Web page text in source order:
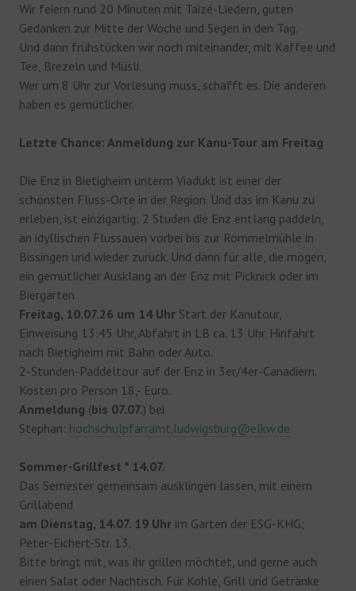
Wir feiern rund 20 Minuten mit Taizé-Liedern, guten
Gedanken zur Mitte der Woche und Segen in den Tag.
Und dann frühstücken wir noch miteinander, mit Kaffee und
Tee, Brezeln und Müsli.
Wer um 8 Uhr zur Vorlesung muss, schafft es. Die anderen
haben es gemütlicher.
Letzte Chance: Anmeldung zur Kanu-Tour am Freitag
Die Enz in Bietigheim unterm Viadukt ist einer der
schönsten Fluss-Orte in der Region. Und das im Kanu zu
erleben, ist einzigartig: 2 Studen die Enz entlang paddeln,
an idyllischen Flussauen vorbei bis zur Rommelmühle in
Bissingen und wieder zurück. Und dann für alle, die mögen,
ein gemütlicher Ausklang an der Enz mit Picknick oder im
Biergarten.
Freitag, 10.07.26 um 14 Uhr Start der Kanutour,
Einweisung 13:45 Uhr, Abfahrt in LB ca. 13 Uhr. Hinfahrt
nach Bietigheim mit Bahn oder Auto.
2-Stunden-Paddeltour auf der Enz in 3er/4er-Canadiern.
Kosten pro Person 18,- Euro.
Anmeldung (bis 07.07.) bei
Stephan: hochschulpfarramt.ludwigsburg@elkw.de
Sommer-Grillfest * 14.07.
Das Semester gemeinsam ausklingen lassen, mit einem
Grillabend
am Dienstag, 14.07. 19 Uhr im Garten der ESG-KHG;
Peter-Eichert-Str. 13.
Bitte bringt mit, was ihr grillen möchtet, und gerne auch
einen Salat oder Nachtisch. Für Kohle, Grill und Getränke